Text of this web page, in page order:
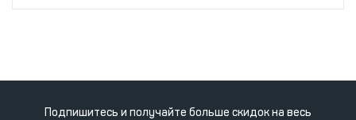
Подпишитесь и получайте больше скидок на весь